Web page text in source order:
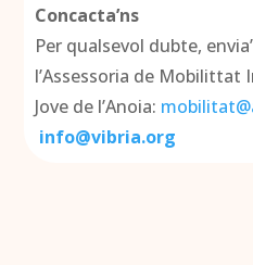
Concacta’ns
Per qualsevol dubte,
l’Assessoria de Mobilittat
Jove de l’Anoia:
info@vibria.org